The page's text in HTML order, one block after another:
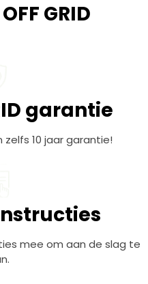
GRID
garantie
10 jaar garantie!
mee om aan de slag te